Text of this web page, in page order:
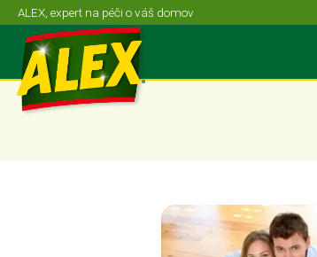
ALEX, expert na péči o váš domov